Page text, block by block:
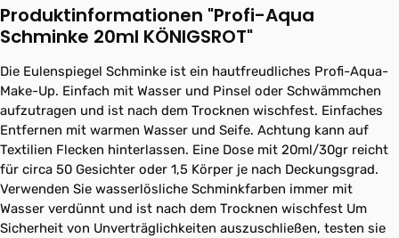
Produktinformationen "Profi-Aqua
Schminke 20ml KÖNIGSROT"
Die Eulenspiegel Schminke ist ein hautfreudliches Profi-Aqua-
Make-Up. Einfach mit Wasser und Pinsel oder Schwämmchen
aufzutragen und ist nach dem Trocknen wischfest. Einfaches
Entfernen mit warmen Wasser und Seife. Achtung kann auf
Textilien Flecken hinterlassen. Eine Dose mit 20ml/30gr reicht
für circa 50 Gesichter oder 1,5 Körper je nach Deckungsgrad.
Verwenden Sie wasserlösliche Schminkfarben immer mit
Wasser verdünnt und ist nach dem Trocknen wischfest Um
Sicherheit von Unverträglichkeiten auszuschließen, testen sie